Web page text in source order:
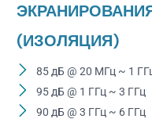
(ИЗОЛЯЦИЯ)
85 дБ @ 20 МГц ~ 1
95 дБ @ 1 ГГц ~ 3 ГГц
90 дБ @ 3 ГГц ~ 6 ГГц